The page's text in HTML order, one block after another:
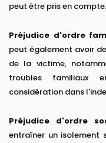
peut être pris en compte.
Préjudice d'ordre
peut également avoir
de la victime,
troubles familiaux
considération dans
Préjudice d'ordre
entraîner un isolement